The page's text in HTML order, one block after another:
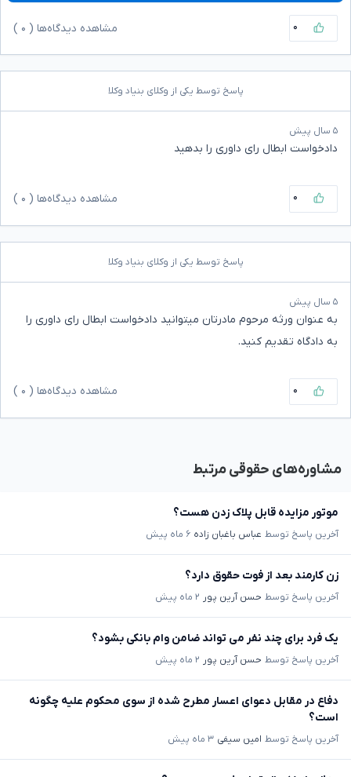
۰ مشاهده دیدگاه‌ها ( ۰
پاسخ توسط یکی از وکلای بنیاد وکلا
۵ سال پیش
دادخواست ابطال رای داوری را بدهید
۰ مشاهده دیدگاه‌ها ( ۰
پاسخ توسط یکی از وکلای بنیاد وکلا
۵ سال پیش
به عنوان ورثه مرحوم مادرتان میتوانید دادخواست ابطال رای داوری را
به دادگاه تقدیم کنید.
۰ مشاهده دیدگاه‌ها ( ۰
مشاوره‌های حقوقی مرتبط
موتور مزایده قابل پلاک زدن هست؟
آخرین پاسخ توسط عباس باغبان زاده ۶ ماه پیش
زن کارمند بعد از فوت حقوق دارد؟
آخرین پاسخ توسط حسن آرین پور ۲ ماه پیش
یک فرد برای چند نفر می تواند ضامن وام بانکی بشود؟
آخرین پاسخ توسط حسن آرین پور ۲ ماه پیش
دفاع در مقابل دعوای اعسار مطرح شده از سوی محکوم علیه چگونه
است؟
آخرین پاسخ توسط امین سیفی ۳ ماه پیش